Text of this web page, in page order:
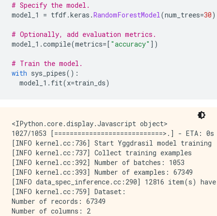
# Specify the model.
model_1 = tfdf.keras .RandomForestModel(num_trees=30)
# Optionally, add evaluation metrics.
model_1 .compile(metrics=[ "accuracy" ])
# Train the model.
with sys_pipes():
model_1 . fit(x=train_ds)
<IPython.core.display.Javascript object>
1027/1053 [============================>.] - ETA: 0s
[INFO kernel.cc:736] Start Yggdrasil model training
[INFO kernel.cc:737] Collect training examples
[INFO kernel.cc:392] Number of batches: 1053
[INFO kernel.cc:393] Number of examples: 67349
[INFO data_spec_inference.cc:290] 12816 item(s)
[INFO kernel.cc:759] Dataset:
Number of records: 67349
Number of columns: 2